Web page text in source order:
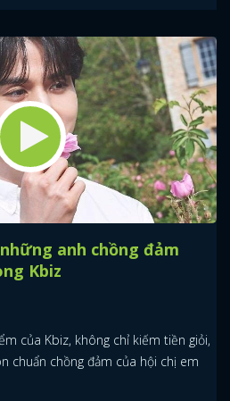
anh chồng đảm
Kbiz
của Kbiz, không chỉ kiếm tiền giỏi,
chuẩn chồng đảm của hội chị em